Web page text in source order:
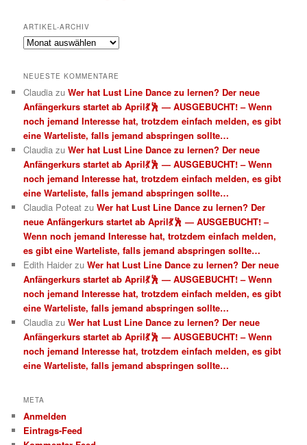
ARTIKEL-ARCHIV
Artikel-
NEUESTE KOMMENTARE
Claudia zuWer hat Lust Line Dance zu lernen? Der neue
Anfängerkurs startet ab April💃🕺 — AUSGEBUCHT! – Wenn
noch jemand Interesse hat, trotzdem einfach melden, es gibt
eine Warteliste, falls jemand abspringen sollte…
Claudia zuWer hat Lust Line Dance zu lernen? Der neue
Anfängerkurs startet ab April💃🕺 — AUSGEBUCHT! – Wenn
noch jemand Interesse hat, trotzdem einfach melden, es gibt
eine Warteliste, falls jemand abspringen sollte…
Claudia Poteat zuWer hat Lust Line Dance zu lernen? Der
neue Anfängerkurs startet ab April💃🕺 — AUSGEBUCHT! –
Wenn noch jemand Interesse hat, trotzdem einfach melden,
es gibt eine Warteliste, falls jemand abspringen sollte…
Edith Haider zuWer hat Lust Line Dance zu lernen? Der neue
Anfängerkurs startet ab April💃🕺 — AUSGEBUCHT! – Wenn
noch jemand Interesse hat, trotzdem einfach melden, es gibt
eine Warteliste, falls jemand abspringen sollte…
Claudia zuWer hat Lust Line Dance zu lernen? Der neue
Anfängerkurs startet ab April💃🕺 — AUSGEBUCHT! – Wenn
noch jemand Interesse hat, trotzdem einfach melden, es gibt
eine Warteliste, falls jemand abspringen sollte…
META
Anmelden
Eintrags-Feed